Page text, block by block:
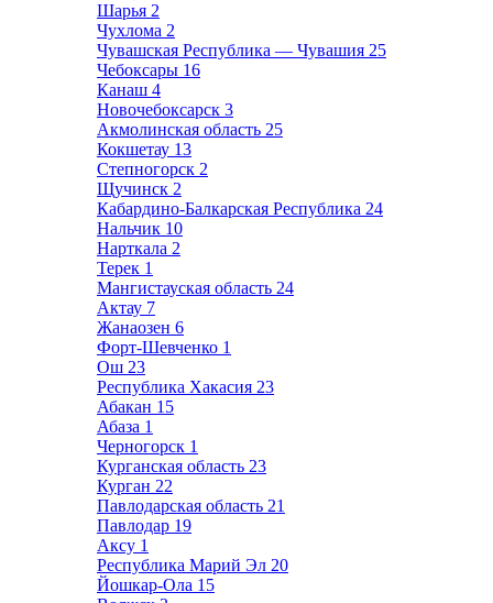
Шарья 2
Чухлома 2
Чувашская Республика — Чувашия 25
Чебоксары 16
Канаш 4
Новочебоксарск 3
Акмолинская область 25
Кокшетау 13
Степногорск 2
Щучинск 2
Кабардино-Балкарская Республика 24
Нальчик 10
Нарткала 2
Терек 1
Мангистауская область 24
Актау 7
Жанаозен 6
Форт-Шевченко 1
Ош 23
Республика Хакасия 23
Абакан 15
Абаза 1
Черногорск 1
Курганская область 23
Курган 22
Павлодарская область 21
Павлодар 19
Аксу 1
Республика Марий Эл 20
Йошкар-Ола 15